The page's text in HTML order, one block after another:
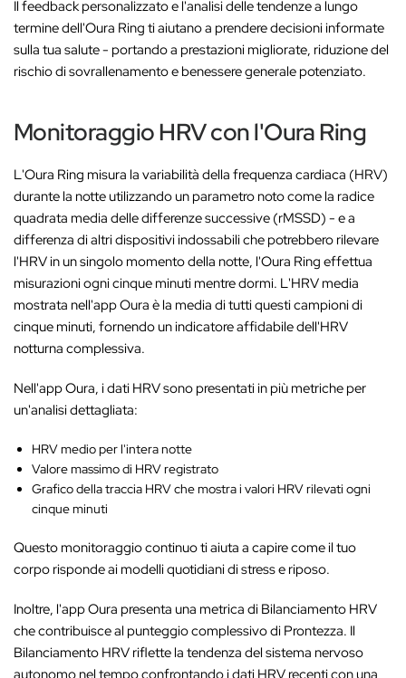
Il feedback personalizzato e l'analisi delle tendenze a lungo
termine dell'Oura Ring ti aiutano a prendere decisioni informate
sulla tua salute - portando a prestazioni migliorate, riduzione del
rischio di sovrallenamento e benessere generale potenziato.
Monitoraggio HRV con l'Oura Ring
L'Oura Ring misura la variabilità della frequenza cardiaca (HRV)
durante la notte utilizzando un parametro noto come la radice
quadrata media delle differenze successive (rMSSD) - e a
differenza di altri dispositivi indossabili che potrebbero rilevare
l'HRV in un singolo momento della notte, l'Oura Ring effettua
misurazioni ogni cinque minuti mentre dormi. L'HRV media
mostrata nell'app Oura è la media di tutti questi campioni di
cinque minuti, fornendo un indicatore affidabile dell'HRV
notturna complessiva.
Nell'app Oura, i dati HRV sono presentati in più metriche per
un'analisi dettagliata:
HRV medio per l'intera notte
Valore massimo di HRV registrato
Grafico della traccia HRV che mostra i valori HRV rilevati ogni
cinque minuti
Questo monitoraggio continuo ti aiuta a capire come il tuo
corpo risponde ai modelli quotidiani di stress e riposo.
Inoltre, l'app Oura presenta una metrica di Bilanciamento HRV
che contribuisce al punteggio complessivo di Prontezza. Il
Bilanciamento HRV riflette la tendenza del sistema nervoso
autonomo nel tempo confrontando i dati HRV recenti con una